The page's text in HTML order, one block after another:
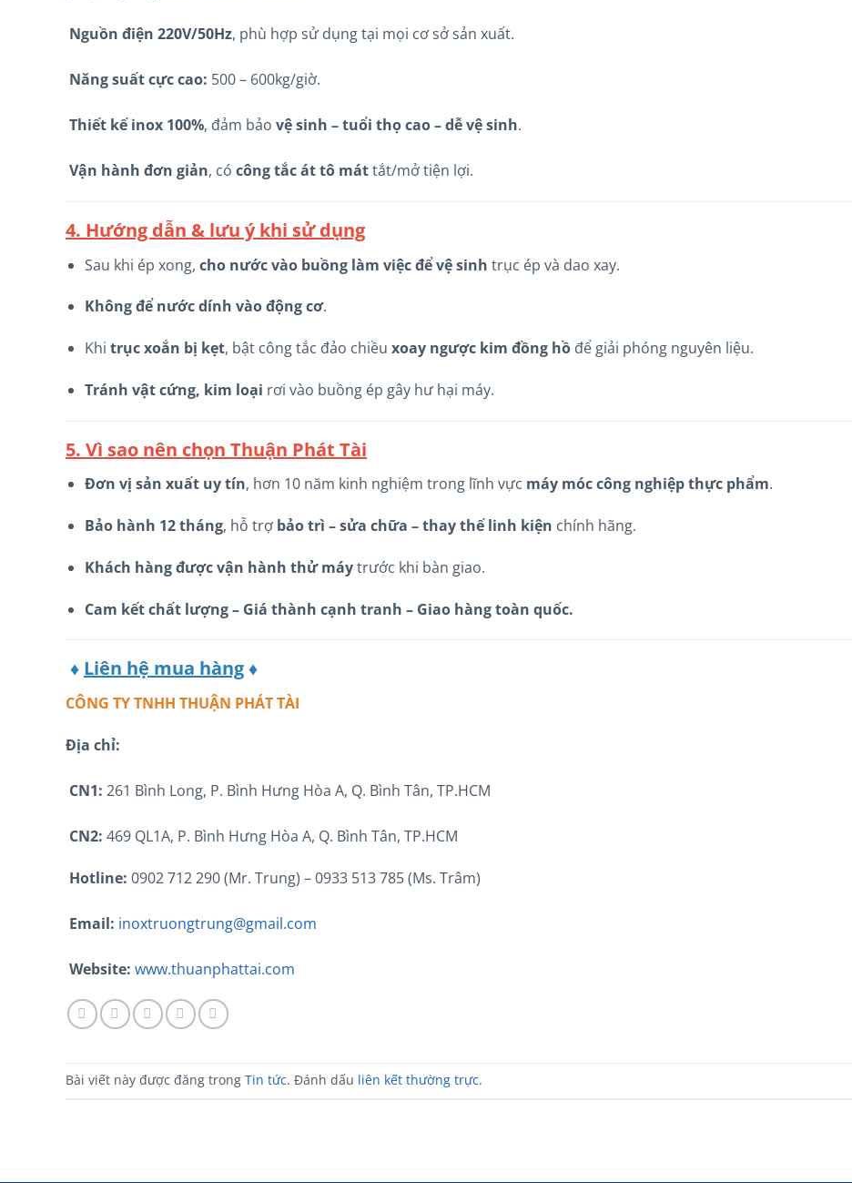
Nguồn điện 220V/50Hz, phù hợp sử dụng tại mọi cơ sở sản xuất.
Năng suất cực cao: 500 – 600kg/giờ.
Thiết kế inox 100%, đảm bảo vệ sinh – tuổi thọ cao – dễ vệ sinh.
Vận hành đơn giản, có công tắc át tô máttắt/mở tiện lợi.
4. Hướng dẫn & lưu ý khi sử dụng
Sau khi ép xong, cho nước vào buồng làm việc để vệ sinh trục ép và dao xay.
Không để nước dính vào động cơ.
Khi trục xoắn bị kẹt, bật công tắc đảo chiều xoay ngược kim đồng hồđể giải phóng nguyên liệu.
Tránh vật cứng, kim loại rơi vào buồng ép gây hư hại máy.
5. Vì sao nên chọn Thuận Phát Tài
Đơn vị sản xuất uy tín, hơn 10 năm kinh nghiệm trong lĩnh vực máy móc công nghiệp thực phẩm.
Bảo hành 12 tháng, hỗ trợ bảo trì – sửa chữa – thay thế linh kiện chính hãng.
Khách hàng được vận hành thử máytrước khi bàn giao.
Cam kết chất lượng – Giá thành cạnh tranh – Giao hàng toàn quốc.
♦ Liên hệ mua hàng♦
CÔNG TY TNHH THUẬN PHÁT TÀI
Địa chỉ:
CN1: 261 Bình Long, P. Bình Hưng Hòa A, Q. Bình Tân, TP.HCM
CN2: 469 QL1A, P. Bình Hưng Hòa A, Q. Bình Tân, TP.HCM
Hotline: 0902 712 290 (Mr. Trung) – 0933 513 785 (Ms. Trâm)
Email: inoxtruongtrung@gmail.com
Website: www.thuanphattai.com
Bài viết này được đăng trong Tin tức. Đánh dấu liên kết thường trực.